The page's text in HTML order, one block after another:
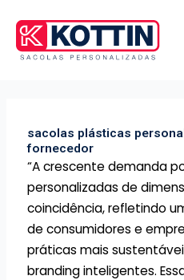
para
sacolas plásticas
fornecedor
“A crescente demanda
personalizadas de
coincidência, refletindo
de consumidores e
práticas mais
branding inteligentes.